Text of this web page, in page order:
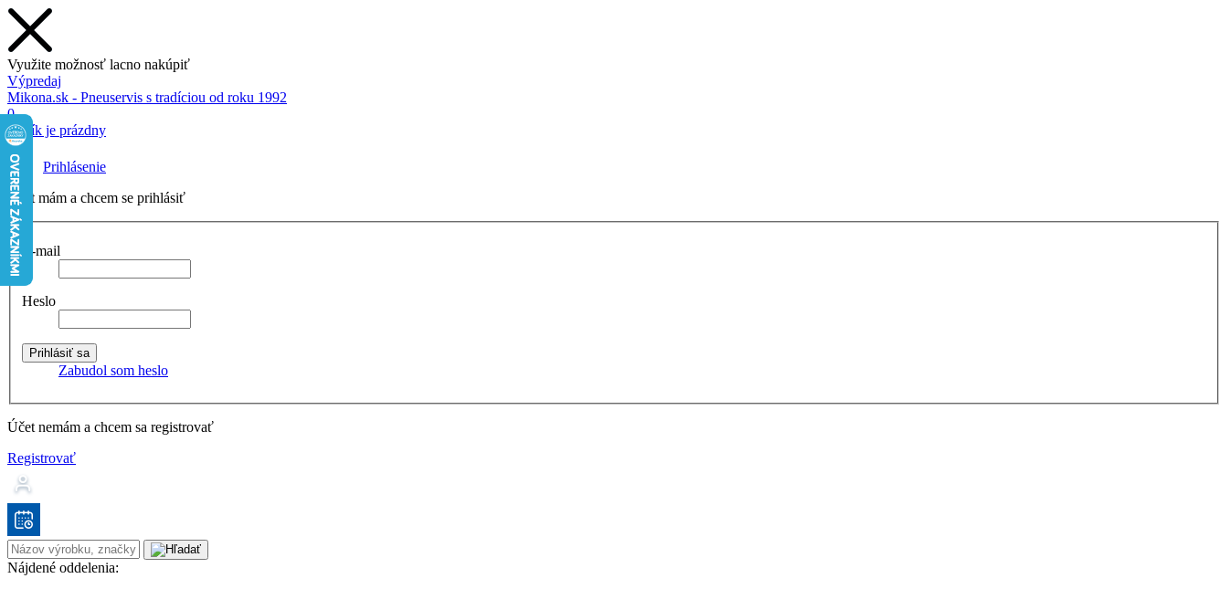
Využite možnosť lacno nakúpiť
Výpredaj
Mikona.sk - Pneuservis s tradíciou od roku 1992
0
Košík je prázdny
Prihlásenie
Účet mám a chcem se prihlásiť
E-mail
Heslo
Zabudol som heslo
Účet nemám a chcem sa registrovať
Registrovať
Nájdené oddelenia: